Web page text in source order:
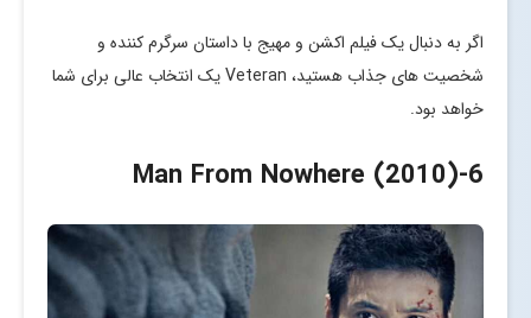
اگر به دنبال یک فیلم اکشن و مهیج با داستان سرگرم کننده و
شخصیت های جذاب هستید، Veteran یک انتخاب عالی برای شما
خواهد بود.
6
-Man From Nowhere (2010)